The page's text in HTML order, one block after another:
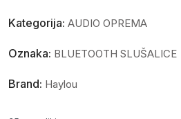
Kategorija: AUDIO OPREMA
Oznaka: BLUETOOTH SLUŠALICE
Brand: Haylou